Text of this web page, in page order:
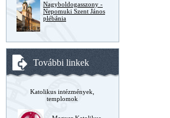
Nagyboldogasszony -
Nepomuki Szent János
plébánia
További linkek
Katolikus intézmények,
templomok